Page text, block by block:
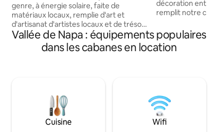
genre, à énergie solaire, faite de
matériaux locaux, remplie d'art et
d'artisanat d'artistes locaux et de trésors
que nous avons collectés du monde
« Asian Vintage », cette maison
heure de San Francisco et des vallées de
Sonoma et Napa, à 1,5 miles de Point
Reyes Station et à 2 miles du Point Reyes
National Seashore Visitors Center et du
décoration
remplit notre
vin, de
d'État avec col
de Glen Ellen et
françaises à côté
puissiez profiter
simplement vous
Accueillez des
Vallée de Napa : équipements populaires
dans les cabanes en location
Cuisine Wifi